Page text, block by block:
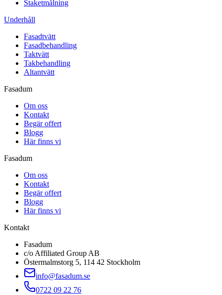
Staketmålning
Underhåll
Fasadtvätt
Fasadbehandling
Taktvätt
Takbehandling
Altantvätt
Fasadum
Om oss
Kontakt
Begär offert
Blogg
Här finns vi
Fasadum
Om oss
Kontakt
Begär offert
Blogg
Här finns vi
Kontakt
Fasadum
c/o Affiliated Group AB
Östermalmstorg 5, 114 42 Stockholm
info@fasadum.se
0722 09 22 76